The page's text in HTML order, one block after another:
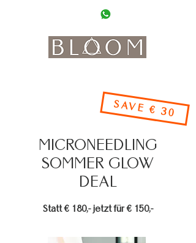
SAVE € 30
MICRONEEDLING
SOMMER GLOW
DEAL
Statt € 180,- jetzt für € 150,-